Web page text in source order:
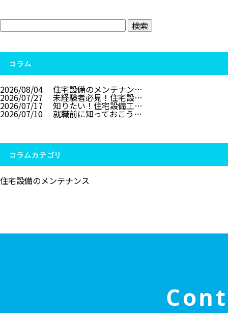
コラム
2026/08/04 住宅設備のメンテナン…
2026/07/27 未経験者必見！住宅設…
2026/07/17 知りたい！住宅設備工…
2026/07/10 就職前に知っておこう…
コラムカテゴリ
住宅設備のメンテナンス